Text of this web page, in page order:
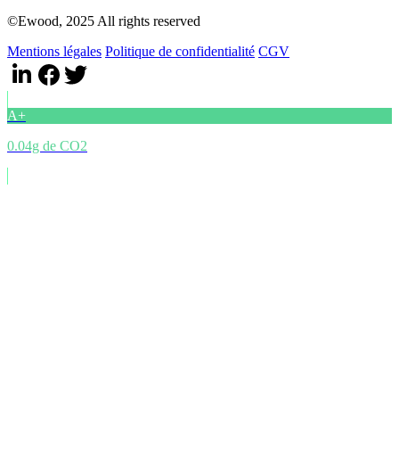
©Ewood, 2025 All rights reserved
Mentions légales Politique de confidentialité CGV
A+
0.04g de CO2